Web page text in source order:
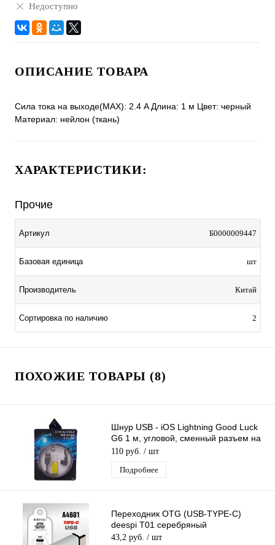
Недоступно
ОПИСАНИЕ ТОВАРА
Сила тока на выходе(MAX): 2.4 A Длина: 1 м Цвет: черный
Материал: нейлон (ткань)
ХАРАКТЕРИСТИКИ:
Прочие
Артикул Б0000009447
Базовая единица шт
Производитель Китай
Сортировка по наличию 2
ПОХОЖИЕ ТОВАРЫ (8)
Шнур USB - iOS Lightning Good Luck
G6 1 м, угловой, сменный разъем на
магните
110 руб. / шт
Подробнее
Переходник OTG (USB-TYPE-C)
deespi T01 серебряный
43,2 руб. / шт